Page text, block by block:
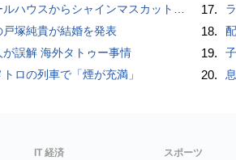
らシャインマスカット約200房を盗んだ疑い ネットで販売か 無職の男（42）逮捕 岡山県警
戸塚純貴が結婚を発表
が誤解 海外タトゥー事情
ロの列車で「煙が充満」
17.
18.
19.
20.
IT 経済 スポーツ